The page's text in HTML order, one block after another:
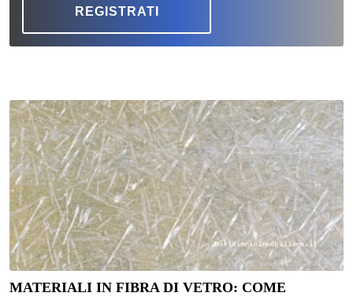
REGISTRATI
MATERIALI IN FIBRA DI VETRO: COME